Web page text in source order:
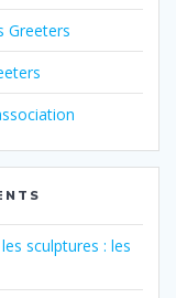
Greeters
sculptures : les